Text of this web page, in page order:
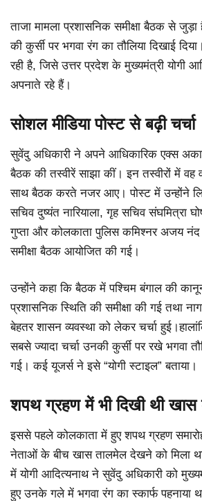
ताजा मामला प्रशासनिक समीक्षा बैठक से
की कुर्सी पर भगवा रंग का तौलिया दिखाई
रही है, जिसे उत्तर प्रदेश के मुख्यमंत्री योगी
अपनाते रहे हैं।
सोशल मीडिया पोस्ट से बढ़ी चर्चा
सुवेंदु अधिकारी ने अपने आधिकारिक एक्स
बैठक की तस्वीरें साझा कीं। इन तस्वीरों में वह
साथ बैठक करते नजर आए। पोस्ट में उन्होंने
सचिव दुष्यंत नारियाला, गृह सचिव संघमित्रा
गुप्ता और कोलकाता पुलिस कमिश्नर अजय
समीक्षा बैठक आयोजित की गई।
उन्होंने कहा कि बैठक में पश्चिम बंगाल की
प्रशासनिक स्थिति की समीक्षा की गई तथा
बेहतर शासन व्यवस्था को लेकर चर्चा
सबसे ज्यादा चर्चा उनकी कुर्सी पर रखे भगवा
गई। कई यूजर्स ने इसे “योगी स्टाइल” बताया।
शपथ ग्रहण में भी दिखी थी खास
इससे पहले कोलकाता में हुए शपथ ग्रहण
नेताओं के बीच खास तालमेल देखने को मिला
में योगी आदित्यनाथ ने सुवेंदु अधिकारी को
हुए उनके गले में भगवा रंग का स्कार्फ पहनाया